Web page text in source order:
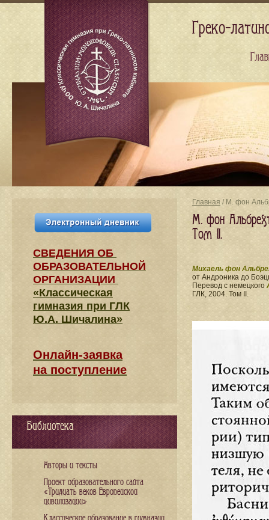
Главная / М. фон
М. фон
Том II.
Михаель фон
от Андроника до
Перевод с немецкого
ГЛК, 2004. Том II.
СВЕДЕНИЯ​ ОБ
ОБРАЗОВАТЕЛЬНОЙ
ОРГАНИЗАЦИИ
«Классическая
гимназия при ГЛК
Ю.А. Шичалина»
Онлайн-заявка
на поступление
Библиотека
Авторы и тексты
Проект образовательного сайта
«Тридцать веков Европейской
цивилизации»
Греко-